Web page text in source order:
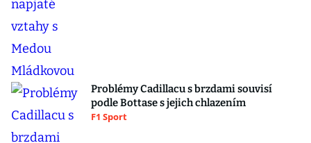
Problémy Cadillacu s brzdami souvisí
podle Bottase s jejich chlazením
F1 Sport